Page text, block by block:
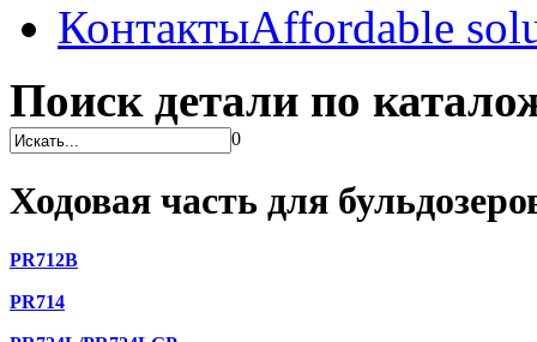
КонтактыAffordable
Поиск детали по
0
Ходовая часть для
PR712B
PR714